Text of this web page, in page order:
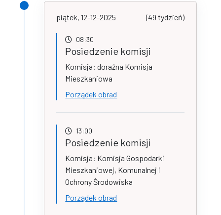
piątek, 12-12-2025 (49 tydzień)
08:30
Posiedzenie komisji
Komisja: doraźna Komisja
Mieszkaniowa
Porządek obrad
13:00
Posiedzenie komisji
Komisja: Komisja Gospodarki
Mieszkaniowej, Komunalnej i
Ochrony Środowiska
Porządek obrad